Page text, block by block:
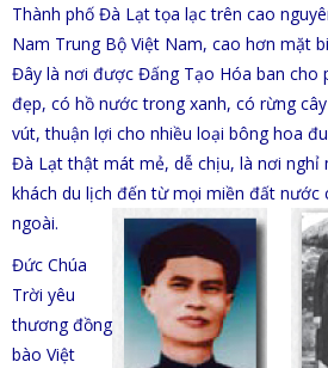
Thành phố Đà Lạt tọa lạc trên cao
Nam Trung Bộ Việt Nam, cao hơn mặt
Đây là nơi được Đấng Tạo Hóa ban cho
đẹp, có hồ nước trong xanh, có rừng
vút, thuận lợi cho nhiều loại bông hoa
Đà Lạt thật mát mẻ, dễ chịu, là nơi nghỉ
khách du lịch đến từ mọi miền đất nước
ngoài.
Đức Chúa
Trời yêu
thương đồng
bào Việt